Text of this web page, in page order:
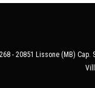
- 20851 Lissone (MB)